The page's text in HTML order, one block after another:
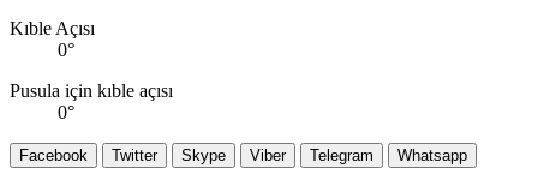
Kıble Açısı
0°
Pusula için kıble açısı
0°
Facebook Twitter Skype Viber Telegram Whatsapp